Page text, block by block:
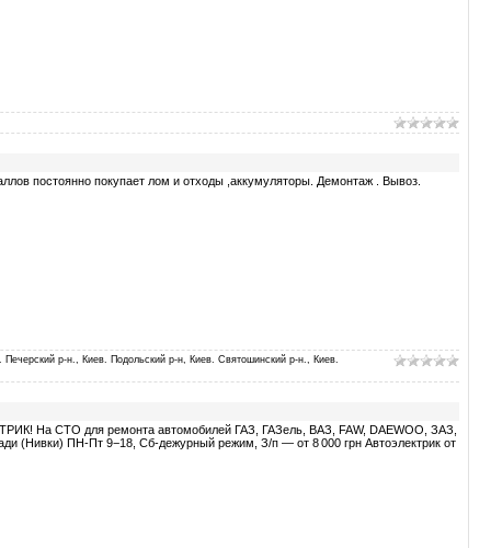
постоянно покупает лом и отходы ,аккумуляторы. Демонтаж . Вывоз.
р-н., Киев. Подольский р-н, Киев. Святошинский р-н., Киев.
СТО для ремонта автомобилей ГАЗ, ГАЗель, ВАЗ, FAW, DAEWOO, ЗАЗ,
(Нивки) ПН-Пт 9−18, Сб-дежурный режим, З/п — от 8 000 грн Автоэлектрик от